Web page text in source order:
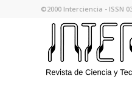
©2000 Interciencia - ISSN